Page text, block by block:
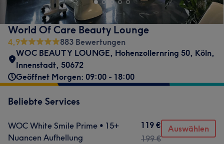
World Of Care Beauty Lounge
4,9
883 Bewertungen
WOC BEAUTY LOUNGE, Hohenzollernring 50, Köln,
Innenstadt, 50672
Geöffnet Morgen: 09:00 - 18:00
Beliebte Services
WOC White Smile Prime • 15+
Nuancen Aufhellung
119 €
199 €
Auswählen